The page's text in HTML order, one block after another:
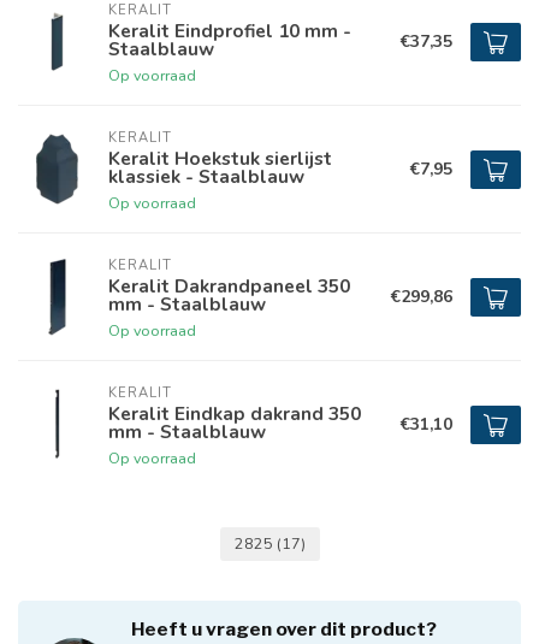
KERALIT
Keralit Eindprofiel 10 mm -
Staalblauw
Op voorraad
€37,35
KERALIT
Keralit Hoekstuk sierlijst
klassiek - Staalblauw
Op voorraad
€7,95
KERALIT
Keralit Dakrandpaneel 350
mm - Staalblauw
Op voorraad
€299,86
KERALIT
Keralit Eindkap dakrand 350
mm - Staalblauw
Op voorraad
€31,10
2825 (17)
Heeft u vragen over dit product?